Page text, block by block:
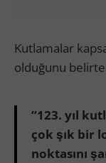
Kutlamalar
olduğunu
“123. yıl
çok şık bir
noktasını